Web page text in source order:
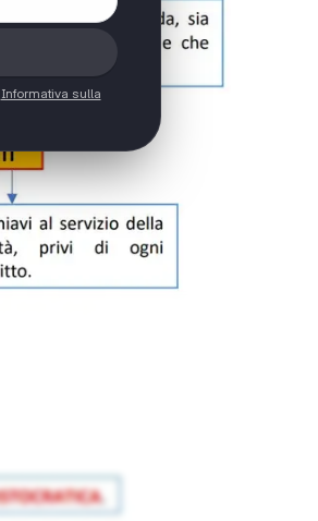
Informativa sulla